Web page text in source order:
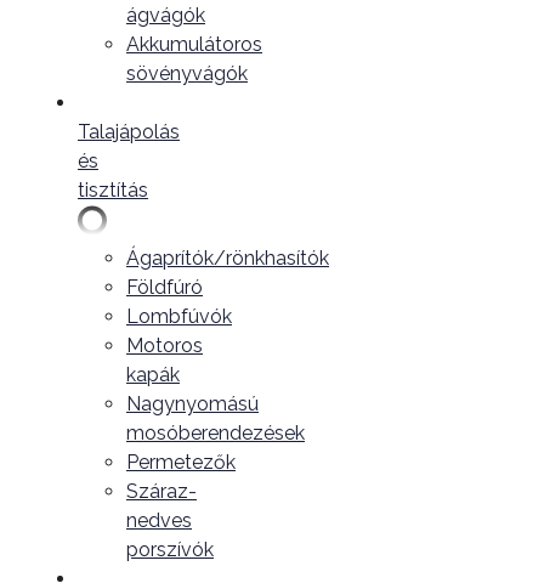
ágvágók
Akkumulátoros
sövényvágók
Talajápolás
és
tisztítás
Ágaprítók/rönkhasítók
Földfúró
Lombfúvók
Motoros
kapák
Nagynyomású
mosóberendezések
Permetezők
Száraz-
nedves
porszívók